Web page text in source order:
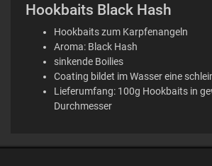
Hookbaits Black Hash
Hookbaits zum Karpfenangeln
Aroma: Black Hash
sinkende Boilies
Coating bildet im Wasser eine
Lieferumfang: 100g Hookbaits in
Durchmesser